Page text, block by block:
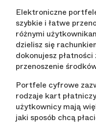
Elektroniczne
szybkie i łatwe
różnymi
dzielisz się
dokonujesz płatności
przenoszenie
Portfele cyfrowe
rodzaje kart
użytkownicy mają
jaki sposób chcą